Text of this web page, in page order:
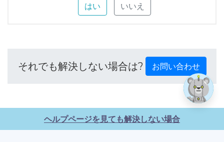
はい いいえ
それでも解決しない場合は? お問い合わせ
ヘルプページを見ても解決しない場合